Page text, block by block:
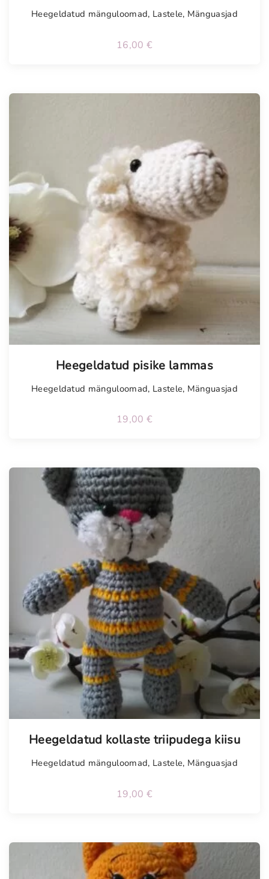
Heegeldatud mänguloomad, Lastele, Mänguasjad
16,00 €
Heegeldatud pisike lammas
Heegeldatud mänguloomad, Lastele, Mänguasjad
19,00 €
Heegeldatud kollaste triipudega kiisu
Heegeldatud mänguloomad, Lastele, Mänguasjad
19,00 €